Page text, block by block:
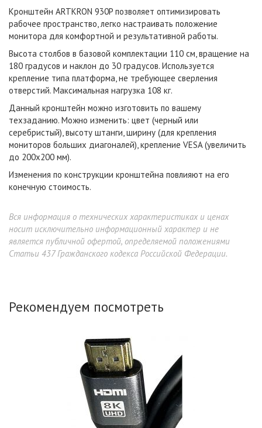
Кронштейн ARTKRON 930P позволяет оптимизировать
рабочее пространство, легко настраивать положение
монитора для комфортной и результативной работы.
Выcота столбов в базовой комплектации 110 см, вращение на
180 градусов и наклон до 30 градусов. Используется
крепление типа платформа, не требующее сверления
отверстий. Максимальная нагрузка 108 кг.
Данный кронштейн можно изготовить по вашему
техзаданию. Можно изменить: цвет (черный или
серебристый), высоту штанги, ширину (для крепления
мониторов больших диагоналей), крепление VESA (увеличить
до 200x200 мм).
Изменения по конструкции кронштейна повлияют на его
конечную стоимость.
Вся информация о технических характеристиках и ценах
носит исключительно информационный характер и не
является публичной офертой, определяемой положениями
Статьи 437 Гражданского кодекса Российской Федерации.
Рекомендуем посмотреть